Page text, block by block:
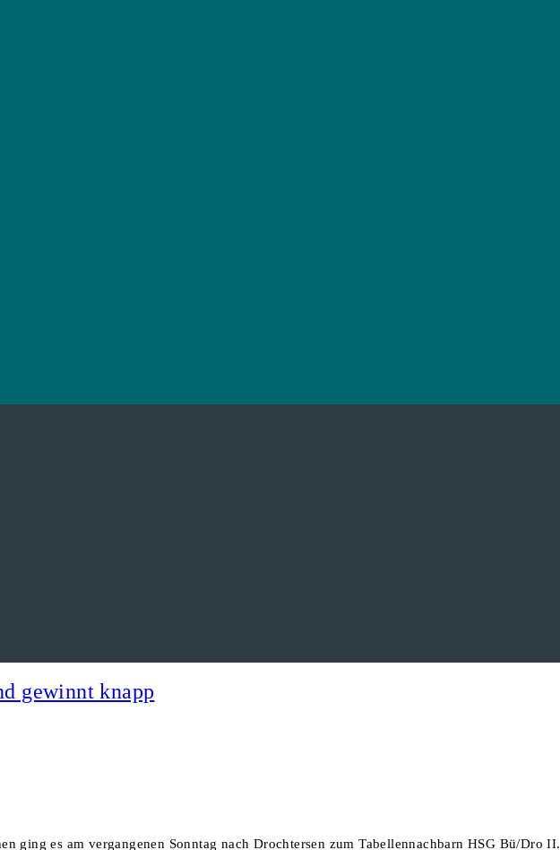
gewinnt knapp
ging es am vergangenen Sonntag nach Drochtersen zum Tabellennachbarn HSG Bü/Dro II.